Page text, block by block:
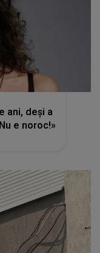
ani, deși a
e noroc!»